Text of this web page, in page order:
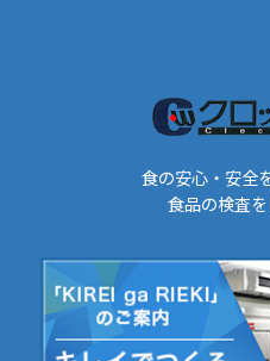
食の安心・安全
食品の検査を